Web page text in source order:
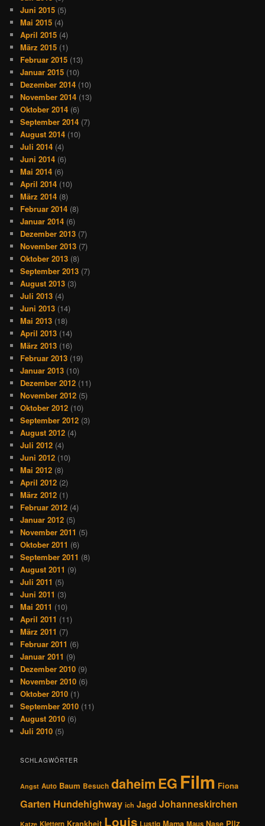
Juni 2015 (5)
Mai 2015 (4)
April 2015 (4)
März 2015 (1)
Februar 2015 (13)
Januar 2015 (10)
Dezember 2014 (10)
November 2014 (13)
Oktober 2014 (6)
September 2014 (7)
August 2014 (10)
Juli 2014 (4)
Juni 2014 (6)
Mai 2014 (6)
April 2014 (10)
März 2014 (8)
Februar 2014 (8)
Januar 2014 (6)
Dezember 2013 (7)
November 2013 (7)
Oktober 2013 (8)
September 2013 (7)
August 2013 (3)
Juli 2013 (4)
Juni 2013 (14)
Mai 2013 (18)
April 2013 (14)
März 2013 (16)
Februar 2013 (19)
Januar 2013 (10)
Dezember 2012 (11)
November 2012 (5)
Oktober 2012 (10)
September 2012 (3)
August 2012 (4)
Juli 2012 (4)
Juni 2012 (10)
Mai 2012 (8)
April 2012 (2)
März 2012 (1)
Februar 2012 (4)
Januar 2012 (5)
November 2011 (5)
Oktober 2011 (6)
September 2011 (8)
August 2011 (9)
Juli 2011 (5)
Juni 2011 (3)
Mai 2011 (10)
April 2011 (11)
März 2011 (7)
Februar 2011 (6)
Januar 2011 (9)
Dezember 2010 (9)
November 2010 (6)
Oktober 2010 (1)
September 2010 (11)
August 2010 (6)
Juli 2010 (5)
SCHLAGWÖRTER
Angst Auto Baum Besuch daheimEG Film Fiona
Garten Hundehighway ich Jagd Johanneskirchen
Katze Krankheit Louis Mama Nase Pilz